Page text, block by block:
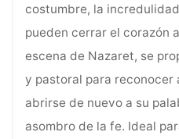
costumbre, la
pueden cerrar el corazón
escena de Nazaret, se
y pastoral para reconocer
abrirse de nuevo a su
asombro de la fe. Ideal